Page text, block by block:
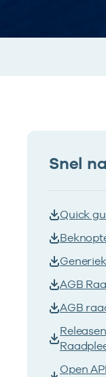
Snel
Quick
AGB
AGB
Open